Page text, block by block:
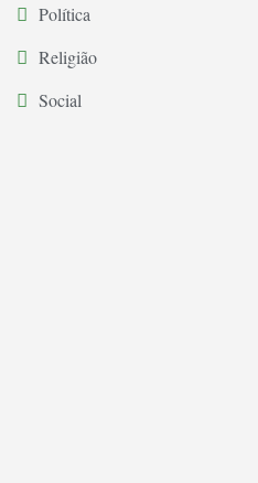
Política
Religião
Social